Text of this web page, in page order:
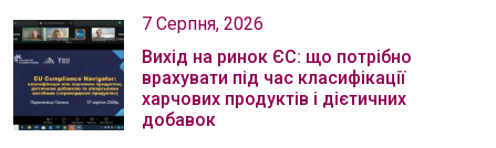
7 Серпня, 2026
Вихід на ринок ЄС: що потрібно
врахувати під час класифікації
харчових продуктів і дієтичних
добавок